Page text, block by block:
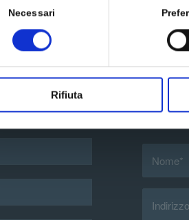
Necessari
Rifiuta